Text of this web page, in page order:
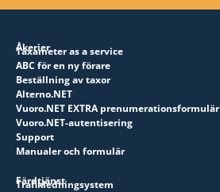
Åkerier
Taxameter as a service
ABC för en ny förare
Beställning av taxor
Alterno.NET
Vuoro.NET EXTRA prenumerationsformulär
Vuoro.NET-autentisering
Support
Manualer och formulär
Färdtjänst
Trafikledningsystem